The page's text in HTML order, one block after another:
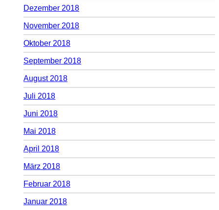
Dezember 2018
November 2018
Oktober 2018
September 2018
August 2018
Juli 2018
Juni 2018
Mai 2018
April 2018
März 2018
Februar 2018
Januar 2018